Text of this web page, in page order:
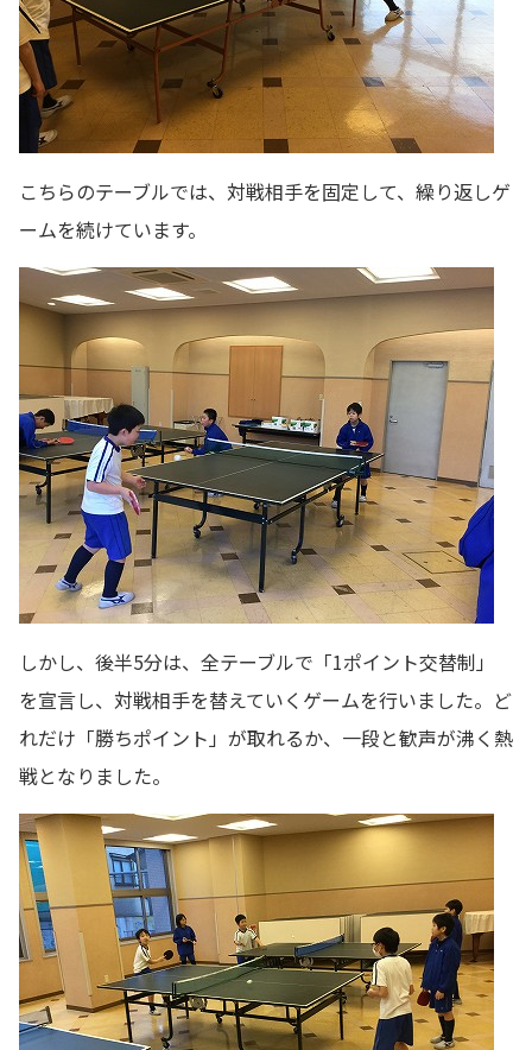
こちらのテーブルでは、対戦相手を固定して、繰り返しゲ
ームを続けています。
しかし、後半5分は、全テーブルで「1ポイント交替制」
を宣言し、対戦相手を替えていくゲームを行いました。ど
れだけ「勝ちポイント」が取れるか、一段と歓声が沸く熱
戦となりました。